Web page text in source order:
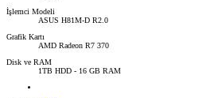
İşlemci Modeli
ASUS H81M-D R2.0
Grafik Kartı
AMD Radeon R7 370
Disk ve RAM
1TB HDD - 16 GB RAM